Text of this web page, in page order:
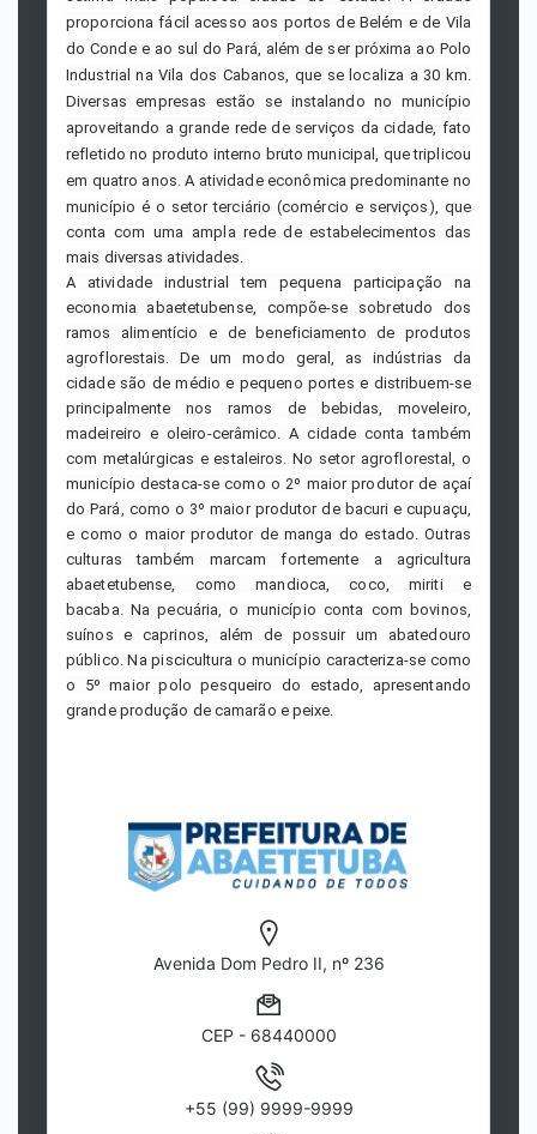
proporciona fácil acesso aos portos de Belém e de Vila
do Conde e ao sul do Pará, além de ser próxima ao Polo
Industrial na Vila dos Cabanos, que se localiza a 30 km.
Diversas empresas estão se instalando no município
aproveitando a grande rede de serviços da cidade, fato
refletido no produto interno bruto municipal, que triplicou
em quatro anos.A atividade econômica predominante no
município é o setor terciário (comércio e serviços), que
conta com uma ampla rede de estabelecimentos das
mais diversas atividades.
A atividade industrial tem pequena participação na
economia abaetetubense, compõe-se sobretudo dos
ramos alimentício e de beneficiamento de produtos
agroflorestais. De um modo geral, as indústrias da
cidade são de médio e pequeno portes e distribuem-se
principalmente nos ramos de bebidas, moveleiro,
madeireiro e oleiro-cerâmico. A cidade conta também
com metalúrgicas e estaleiros.No setor agroflorestal, o
município destaca-se como o 2º maior produtor de açaí
do Pará, como o 3º maior produtor de bacuri e cupuaçu,
e como o maior produtor de manga do estado. Outras
culturas também marcam fortemente a agricultura
abaetetubense, como mandioca, coco, miriti e
bacaba. Na pecuária, o município conta com bovinos,
suínos e caprinos, além de possuir um abatedouro
público.Na piscicultura o município caracteriza-se como
o 5º maior polo pesqueiro do estado, apresentando
grande produção de camarão e peixe.
Avenida Dom Pedro II, nº 236
CEP - 68440000
+55 (99) 9999-9999